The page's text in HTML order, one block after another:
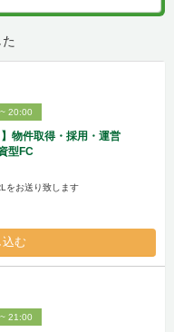
20:00
物件取得・採用・運営
型FC
をお送り致します
む
21:00